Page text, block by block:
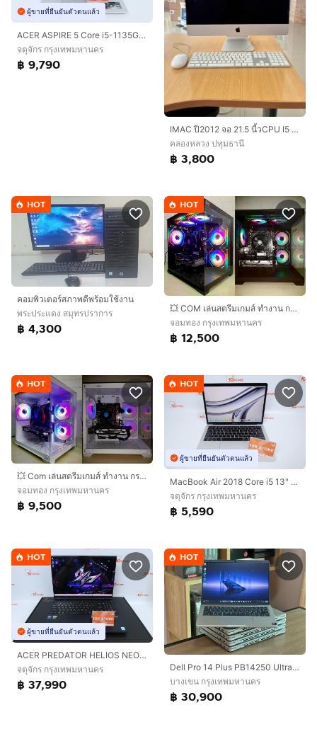
ผู้ขายที่ยืนยันตัวตนแล้ว
ACER ASPIRE 5 Core i5-1135G7 RAM16.512GB
จตุจักร กรุงเทพมหานคร
฿ 9,790
IMAC ปี2012 จอ 21.5 นี้วCPU I5 RAM 8 G HDD 1000G พร้อม เมาร์ คีย์บอร์ด MAC และ กล่อง
คลองหลวง ปทุมธานี
฿ 3,800
HOT
คอมพิวเตอร์สภาพดีพร้อมใช้งาน
พระประแดง สมุทรปราการ
฿ 4,300
HOT
💥 COM เล่นสตรีมเกมส์ ทำงาน กราฟิก 3D ตัดต่อ 💥
จอมทอง กรุงเทพมหานคร
฿ 12,500
HOT
💥 Com เล่นสตรีมเกมส์ ทำงาน กราฟิก 3D ตัดต่อ 💥 CPU I3 10105F + RX 570 OC 8 GB + RAM 16 GB + SSD 256 GB 💥
จอมทอง กรุงเทพมหานคร
฿ 9,500
HOT
ผู้ขายที่ยืนยันตัวตนแล้ว
MacBook Air 2018 Core i5 13" 8.128GB
จตุจักร กรุงเทพมหานคร
฿ 5,590
HOT
ผู้ขายที่ยืนยันตัวตนแล้ว
ACER PREDATOR HELIOS NEO 16S AI Core Ultra 5 235HX.RTX5050 RAM16.512GB
จตุจักร กรุงเทพมหานคร
฿ 37,990
HOT
Dell Pro 14 Plus PB14250 Ultra 7-255U SSD512GB RAM16GB DDR5 Win 11Pro คีย์ไฟ สินค้ามือสอง สำหรับงานคำนวน งานประสิทธิภาพสูง งานสำนักงาน ประกั
บางเขน กรุงเทพมหานคร
฿ 30,900